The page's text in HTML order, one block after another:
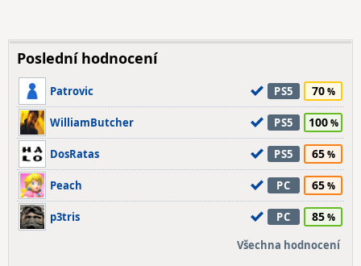
Poslední hodnocení
Patrovic PS5 70
WilliamButcher PS5 100
DosRatas PS5 65
Peach PC 65
p3tris PC 85
Všechna hodnocení